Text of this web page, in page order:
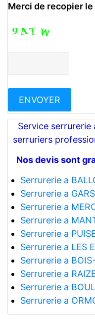
Merci de recopier
Service serrurerie
serruriers
Nos devis sont
Serrurerie a
Serrurerie a GARS
Serrurerie a
Serrurerie a
Serrurerie a
Serrurerie a LES
Serrurerie a
Serrurerie a
Serrurerie a
Serrurerie a